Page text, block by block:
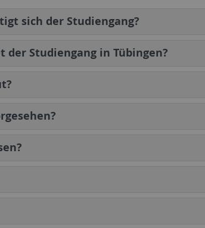
sich der Studiengang?
Studiengang in Tübingen?